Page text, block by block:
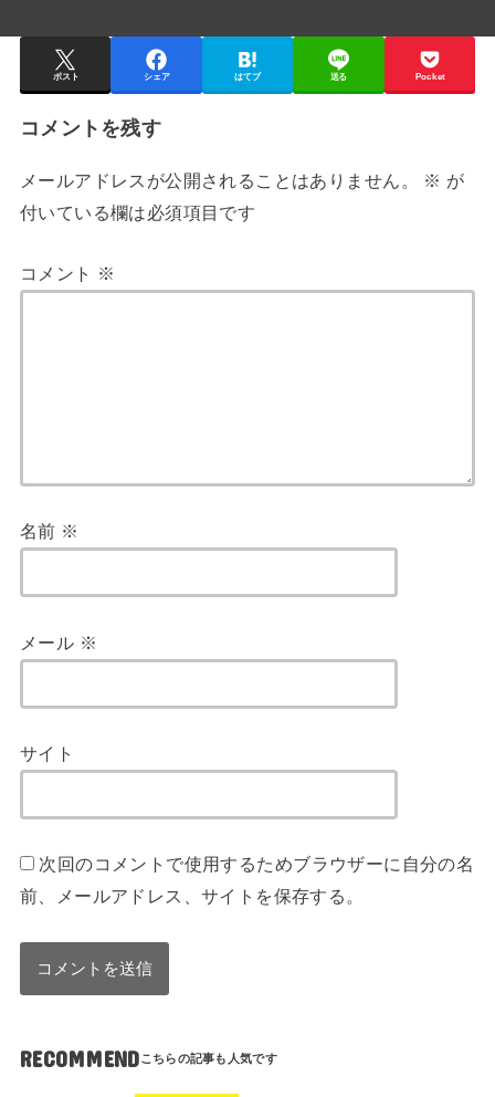
ポスト シェア はてブ 送る Pocket
コメントを残す
メールアドレスが公開されることはありません。 ※ が
付いている欄は必須項目です
コメント ※
名前 ※
メール ※
サイト
次回のコメントで使用するためブラウザーに自分の名
前、メールアドレス、サイトを保存する。
RECOMMEND